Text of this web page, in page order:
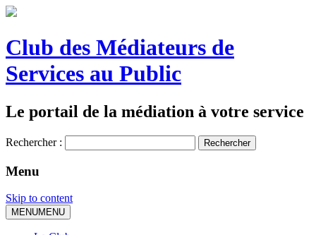
Club des Médiateurs de
Services au Public
Le portail de la médiation à votre service
Rechercher :
Menu
Skip to content
MENUMENU